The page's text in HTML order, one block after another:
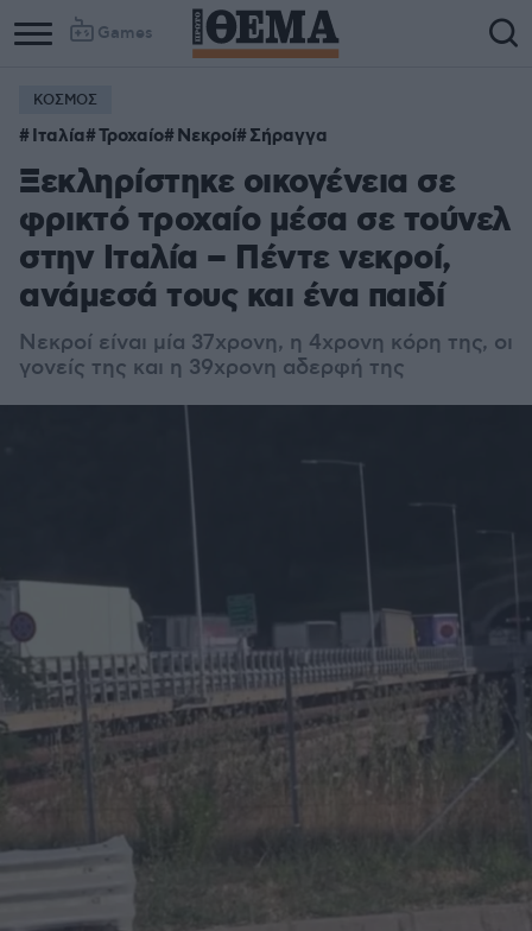
Games
ΚΟΣΜΟΣ
Ιταλία Τροχαίο Νεκροί Σήραγγα
Ξεκληρίστηκε οικογένεια σε
φρικτό τροχαίο μέσα σε τούνελ
στην Ιταλία – Πέντε νεκροί,
ανάμεσά τους και ένα παιδί
Νεκροί είναι μία 37χρονη, η 4χρονη κόρη της, οι
γονείς της και η 39χρονη αδερφή της